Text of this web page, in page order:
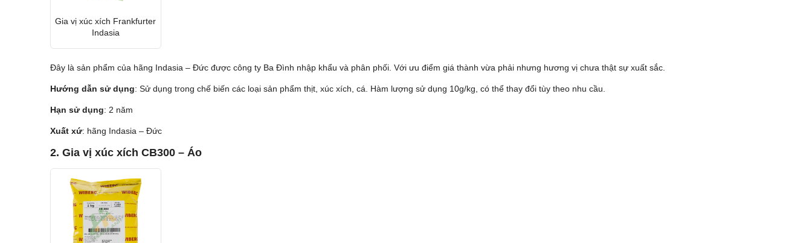
Gia vị xúc xích Frankfurter
Indasia
Đây là sản phẩm của hãng Indasia – Đức được công ty Ba Đình nhập khẩu và phân phối. Với ưu điểm giá thành vừa phải nhưng hương vị chưa thật sự xuất sắc.
Hướng dẫn sử dụng: Sử dụng trong chế biến các loại sản phẩm thịt, xúc xích, cá. Hàm lượng sử dụng 10g/kg, có thể thay đổi tùy theo nhu cầu.
Hạn sử dụng: 2 năm
Xuất xứ: hãng Indasia – Đức
2. Gia vị xúc xích CB300 – Áo